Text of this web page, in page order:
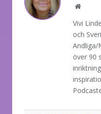
Website
Vivi
och
Andliga/
över 90